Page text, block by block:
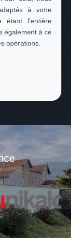
à votre
étant l’entière
également à ce
opérations.